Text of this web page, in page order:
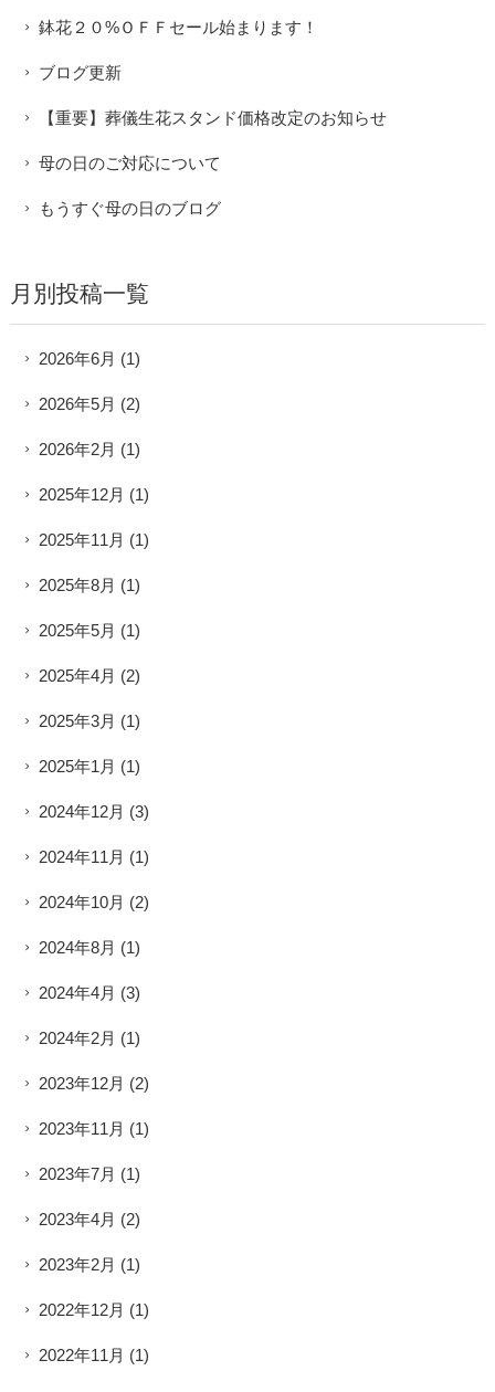
鉢花２０%ＯＦＦセール始まります！
ブログ更新
【重要】葬儀生花スタンド価格改定のお知らせ
母の日のご対応について
もうすぐ母の日のブログ
月別投稿一覧
2026年6月 (1)
2026年5月 (2)
2026年2月 (1)
2025年12月 (1)
2025年11月 (1)
2025年8月 (1)
2025年5月 (1)
2025年4月 (2)
2025年3月 (1)
2025年1月 (1)
2024年12月 (3)
2024年11月 (1)
2024年10月 (2)
2024年8月 (1)
2024年4月 (3)
2024年2月 (1)
2023年12月 (2)
2023年11月 (1)
2023年7月 (1)
2023年4月 (2)
2023年2月 (1)
2022年12月 (1)
2022年11月 (1)